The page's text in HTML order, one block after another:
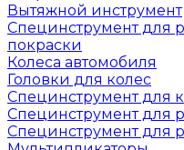
Вытяжной инструмент
Специнструмент для
покраски
Колеса автомобиля
Головки для колес
Специнструмент для
Специнструмент для
Специнструмент для